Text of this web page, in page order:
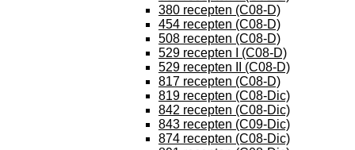
380 recepten (C08-D)
454 recepten (C08-D)
508 recepten (C08-D)
529 recepten I (C08-D)
529 recepten II (C08-D)
817 recepten (C08-D)
819 recepten (C08-Dic)
842 recepten (C08-Dic)
843 recepten (C09-Dic)
874 recepten (C08-Dic)